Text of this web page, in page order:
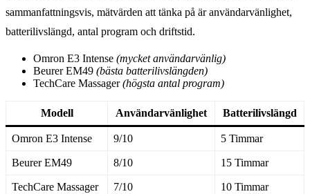
sammanfattningsvis, mätvärden att tänka på är användarvänlighet,
batterilivslängd, antal program och driftstid.
Omron E3 Intense (mycket användarvänlig)
Beurer EM49 (bästa batterilivslängden)
TechCare Massager(högsta antal program)
Modell Användarvänlighet Batterilivslängd
Omron E3 Intense 9/10 5 Timmar
Beurer EM49 8/10 15 Timmar
TechCare Massager 7/10 10 Timmar